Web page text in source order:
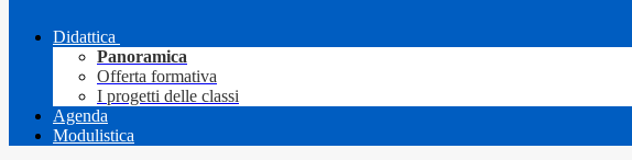
Didattica
Panoramica
Offerta formativa
I progetti delle classi
Agenda
Modulistica